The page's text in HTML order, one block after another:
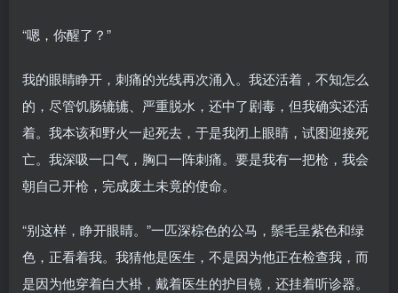
“嗯，你醒了？”
我的眼睛睁开，刺痛的光线再次涌入。我还活着，不知怎么
的，尽管饥肠辘辘、严重脱水，还中了剧毒，但我确实还活
着。我本该和野火一起死去，于是我闭上眼睛，试图迎接死
亡。我深吸一口气，胸口一阵刺痛。要是我有一把枪，我会
朝自己开枪，完成废土未竟的使命。
“别这样，睁开眼睛。”一匹深棕色的公马，鬃毛呈紫色和绿
色，正看着我。我猜他是医生，不是因为他正在检查我，而
是因为他穿着白大褂，戴着医生的护目镜，还挂着听诊器。